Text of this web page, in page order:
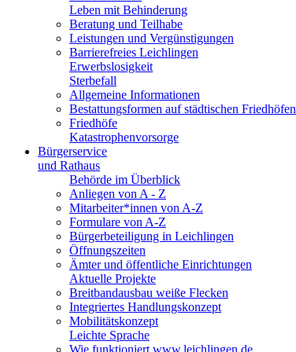
Leben mit Behinderung
Beratung und Teilhabe
Leistungen und Vergünstigungen
Barrierefreies Leichlingen
Erwerbslosigkeit
Sterbefall
Allgemeine Informationen
Bestattungsformen auf städtischen Friedhöfen
Friedhöfe
Katastrophenvorsorge
Bürgerservice
und Rathaus
Behörde im Überblick
Anliegen von A - Z
Mitarbeiter*innen von A-Z
Formulare von A-Z
Bürgerbeteiligung in Leichlingen
Öffnungszeiten
Ämter und öffentliche Einrichtungen
Aktuelle Projekte
Breitbandausbau weiße Flecken
Integriertes Handlungskonzept
Mobilitätskonzept
Leichte Sprache
Wie funktioniert www.leichlingen.de